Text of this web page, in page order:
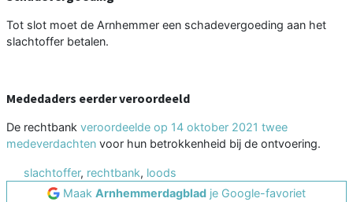
Tot slot moet de Arnhemmer een schadevergoeding aan het
slachtoffer betalen.
Mededaders eerder veroordeeld
De rechtbank veroordeelde op 14 oktober 2021 twee
medeverdachten voor hun betrokkenheid bij de ontvoering.
slachtoffer, rechtbank, loods
Maak Arnhemmerdagblad je Google-favoriet